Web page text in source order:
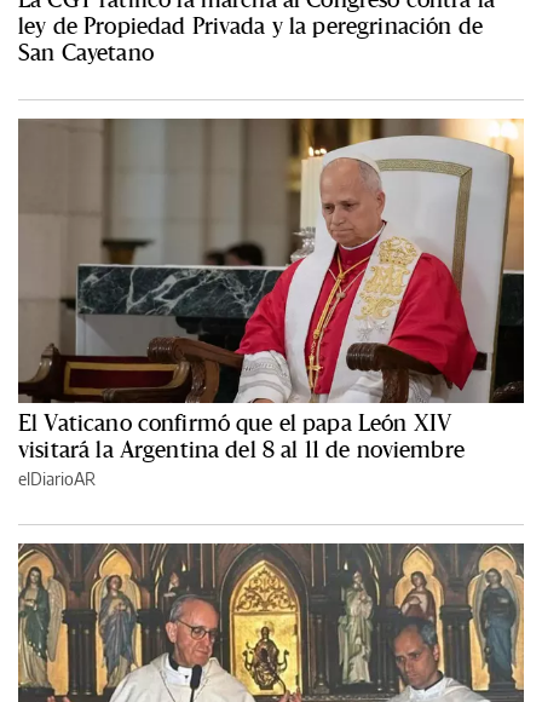
ley de Propiedad Privada y la peregrinación de
San Cayetano
El Vaticano confirmó que el papa León XIV
visitará la Argentina del 8 al 11 de noviembre
elDiarioAR